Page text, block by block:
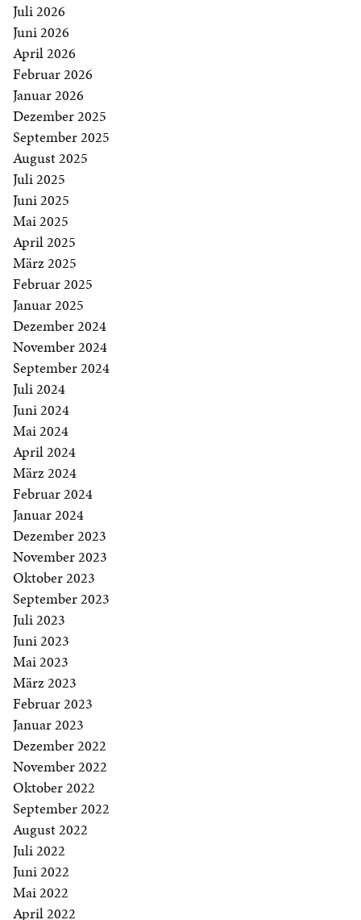
Juli 2026
Juni 2026
April 2026
Februar 2026
Januar 2026
Dezember 2025
September 2025
August 2025
Juli 2025
Juni 2025
Mai 2025
April 2025
März 2025
Februar 2025
Januar 2025
Dezember 2024
November 2024
September 2024
Juli 2024
Juni 2024
Mai 2024
April 2024
März 2024
Februar 2024
Januar 2024
Dezember 2023
November 2023
Oktober 2023
September 2023
Juli 2023
Juni 2023
Mai 2023
März 2023
Februar 2023
Januar 2023
Dezember 2022
November 2022
Oktober 2022
September 2022
August 2022
Juli 2022
Juni 2022
Mai 2022
April 2022